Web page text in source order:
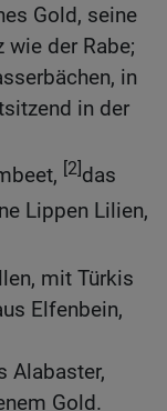
Gold, seine
der Rabe;
in
in der
[2]das
Lippen Lilien,
mit Türkis
Elfenbein,
Alabaster,
Gold.